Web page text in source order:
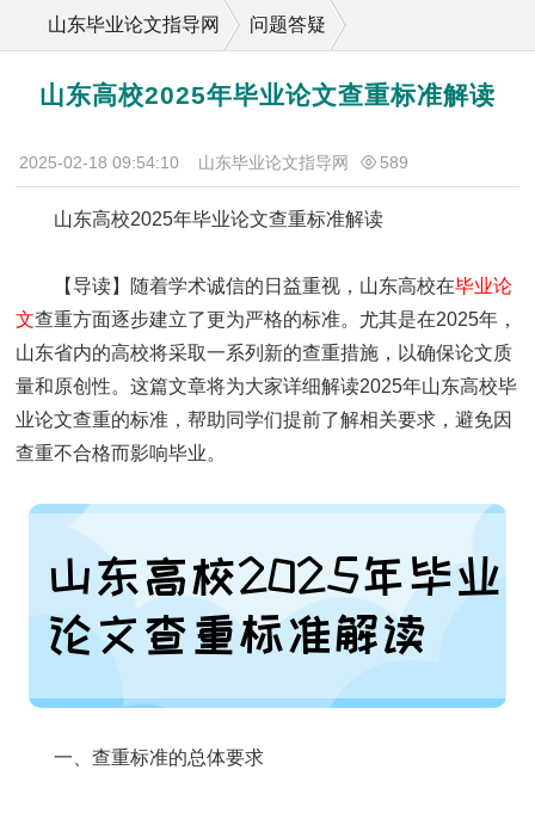
山东毕业论文指导网 问题答疑
山东高校2025年毕业论文查重标准解读
2025-02-18 09:54:10 山东毕业论文指导网 589
山东高校2025年毕业论文查重标准解读
【导读】随着学术诚信的日益重视，山东高校在毕业论
文查重方面逐步建立了更为严格的标准。尤其是在2025年，
山东省内的高校将采取一系列新的查重措施，以确保论文质
量和原创性。这篇文章将为大家详细解读2025年山东高校毕
业论文查重的标准，帮助同学们提前了解相关要求，避免因
查重不合格而影响毕业。
一、查重标准的总体要求